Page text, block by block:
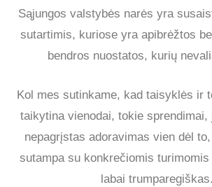
Sąjungos valstybės narės yra
sutartimis, kuriose yra apibrėžtos
bendros nuostatos, kurių
Kol mes sutinkame, kad taisyklės ir
taikytina vienodai, tokie
nepagrįstas adoravimas vien dėl
sutampa su konkrečiomis
labai trumparegiškas.